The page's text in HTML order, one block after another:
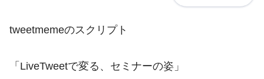
tweetmemeのスクリプト
「LiveTweetで変る、セミナーの姿」